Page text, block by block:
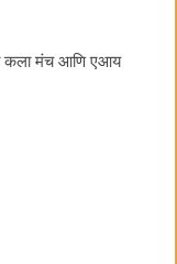
कला मंच आणि एआय